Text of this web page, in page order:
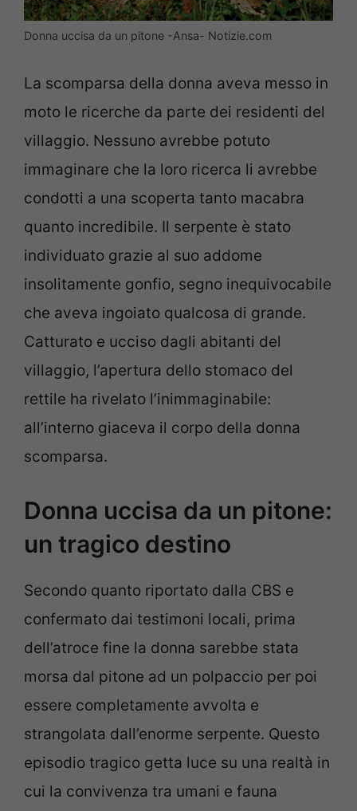
Donna uccisa da un pitone -Ansa- Notizie.com
La scomparsa della donna aveva messo in
moto le ricerche da parte dei residenti del
villaggio. Nessuno avrebbe potuto
immaginare che la loro ricerca li avrebbe
condotti a una scoperta tanto macabra
quanto incredibile. Il serpente è stato
individuato grazie al suo addome
insolitamente gonfio, segno inequivocabile
che aveva ingoiato qualcosa di grande.
Catturato e ucciso dagli abitanti del
villaggio, l’apertura dello stomaco del
rettile ha rivelato l’inimmaginabile:
all’interno giaceva il corpo della donna
scomparsa.
Donna uccisa da un pitone:
un tragico destino
Secondo quanto riportato dalla CBS e
confermato dai testimoni locali, prima
dell’atroce fine la donna sarebbe stata
morsa dal pitone ad un polpaccio per poi
essere completamente avvolta e
strangolata dall’enorme serpente. Questo
episodio tragico getta luce su una realtà in
cui la convivenza tra umani e fauna